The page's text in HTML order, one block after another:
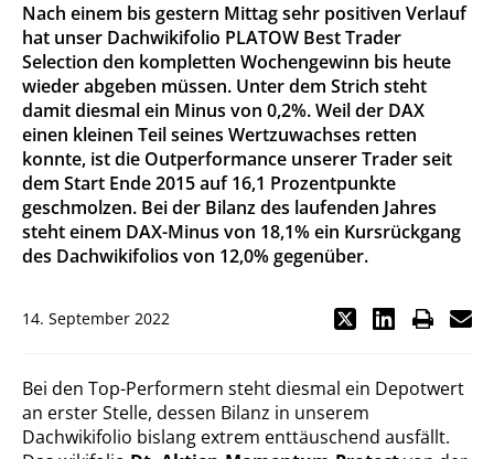
Nach einem bis gestern Mittag sehr positiven Verlauf
hat unser Dachwikifolio PLATOW Best Trader
Selection den kompletten Wochengewinn bis heute
wieder abgeben müssen. Unter dem Strich steht
damit diesmal ein Minus von 0,2%. Weil der DAX
einen kleinen Teil seines Wertzuwachses retten
konnte, ist die Outperformance unserer Trader seit
dem Start Ende 2015 auf 16,1 Prozentpunkte
geschmolzen. Bei der Bilanz des laufenden Jahres
steht einem DAX-Minus von 18,1% ein Kursrückgang
des Dachwikifolios von 12,0% gegenüber.
14. September 2022
Bei den Top-Performern steht diesmal ein Depotwert
an erster Stelle, dessen Bilanz in unserem
Dachwikifolio bislang extrem enttäuschend ausfällt.